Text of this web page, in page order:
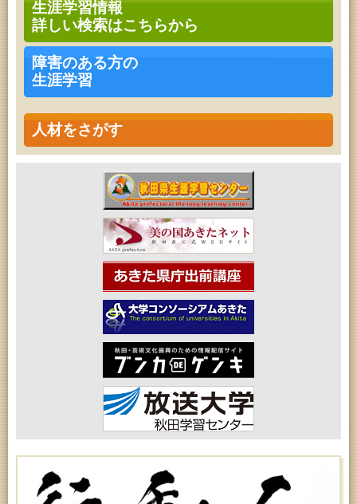
生涯学習情報
詳しい検索はこちらから
障害のある方の
生涯学習
人材をさがす